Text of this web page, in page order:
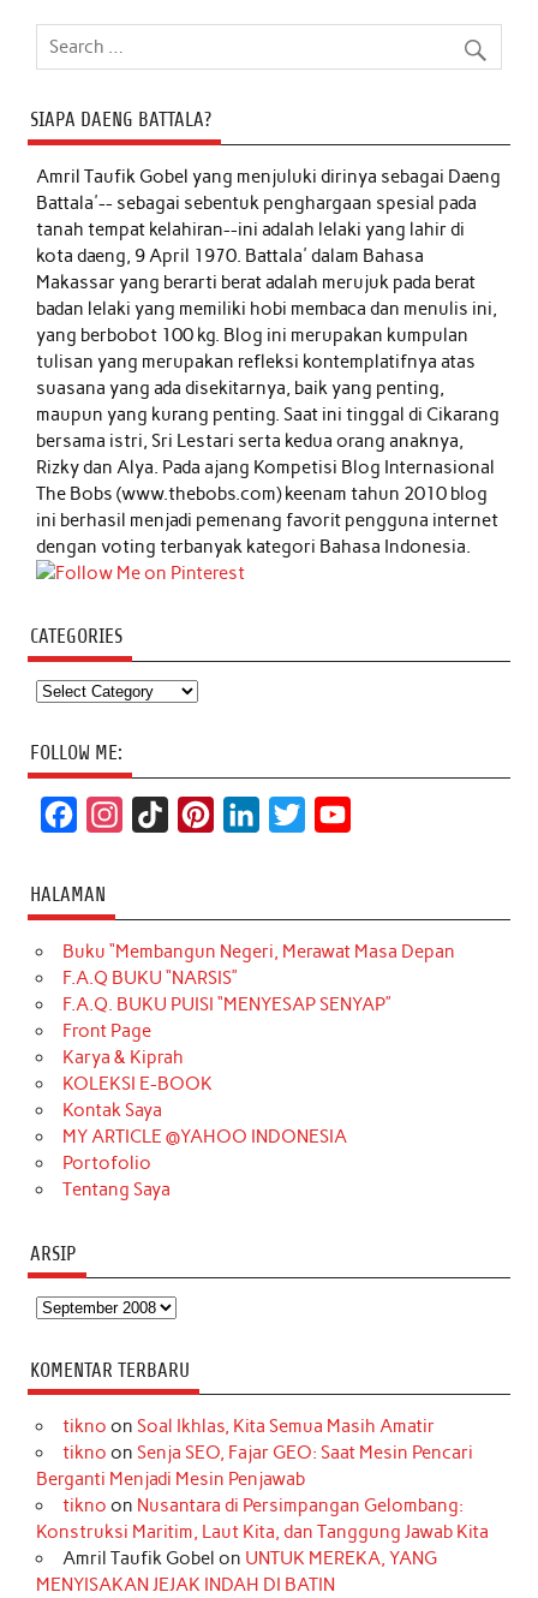
SIAPA DAENG BATTALA?
Amril Taufik Gobelyang menjuluki dirinya sebagai Daeng
Battala'-- sebagai sebentuk penghargaan spesial pada
tanah tempat kelahiran--ini adalah lelaki yang lahir di
kota daeng, 9 April 1970. Battala' dalam Bahasa
Makassar yang berarti berat adalah merujuk pada berat
badan lelaki yang memiliki hobi membaca dan menulis ini,
yang berbobot 100 kg. Blog ini merupakan kumpulan
tulisan yang merupakan refleksi kontemplatifnya atas
suasana yang ada disekitarnya, baik yang penting,
maupun yang kurang penting. Saat ini tinggal di Cikarang
bersama istri, Sri Lestari serta kedua orang anaknya,
Rizky dan Alya. Pada ajang Kompetisi Blog Internasional
The Bobs (www.thebobs.com) keenam tahun 2010 blog
ini berhasil menjadi pemenang favorit pengguna internet
dengan voting terbanyak kategori Bahasa Indonesia.
CATEGORIES
Categories
FOLLOW ME:
c
e
b
o
o
k
t
a
g
r
a
m
T
o
k
t
e
r
k
e
d
t
t
e
T
u
b
HALAMAN
Buku “Membangun Negeri, Merawat Masa Depan
F.A.Q BUKU “NARSIS”
F.A.Q. BUKU PUISI “MENYESAP SENYAP”
Front Page
Karya & Kiprah
KOLEKSI E-BOOK
Kontak Saya
MY ARTICLE @YAHOO INDONESIA
Portofolio
Tentang Saya
ARSIP
Arsip
KOMENTAR TERBARU
tikno on Soal Ikhlas, Kita Semua Masih Amatir
tikno on Senja SEO, Fajar GEO: Saat Mesin Pencari
Berganti Menjadi Mesin Penjawab
tikno on Nusantara di Persimpangan Gelombang:
Konstruksi Maritim, Laut Kita, dan Tanggung Jawab Kita
Amril Taufik Gobel on UNTUK MEREKA, YANG
MENYISAKAN JEJAK INDAH DI BATIN